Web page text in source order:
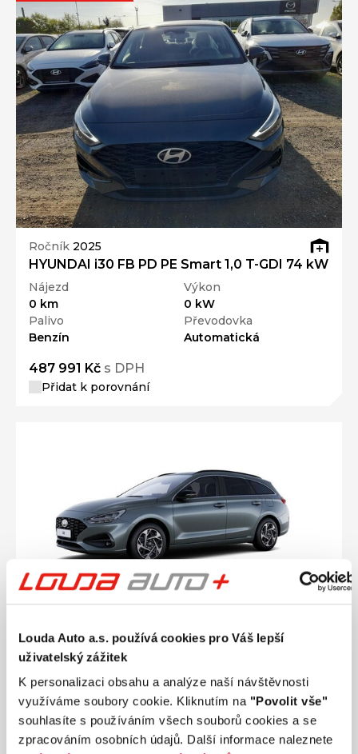
Louda Auto a.s. používá cookies pro Váš lepší
uživatelský zážitek
K personalizaci obsahu a analýze naší návštěvnosti
využíváme soubory cookie. Kliknutím na "Povolit vše"
souhlasíte s používáním všech souborů cookies a se
zpracováním osobních údajů. Další informace naleznete
Ročník 2025
HYUNDAI i30 FB PD PE Smart 1,0 T-GDI 74 kW
Nájezd
0 km
Výkon
0 kW
Palivo
Benzín
Převodovka
Automatická
487 991 Kč s DPH
Přidat k porovnání
HYUNDAI i30 WG PD PE Style 1,0 T-GDI 85 kW
Nájezd
0 km
85 kW
Palivo
Benzín
Převodovka
Manuální
521 890 Kčs DPH